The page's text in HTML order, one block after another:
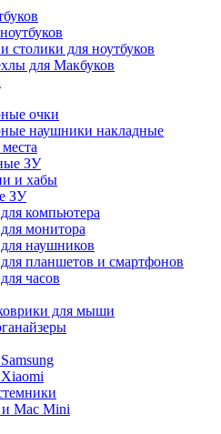
столики для ноутбуков
для Макбуков
очки
наушники накладные
ЗУ
и хабы
ЗУ
компьютера
монитора
наушников
планшетов и смартфонов
часов
для мыши
Mac Mini